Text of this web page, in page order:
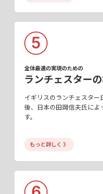
5
全体最適の実現のための
ランチェスター
イギリスのランチェスタ
後、日本の田岡信夫氏によ
す。
もっと詳しく 》